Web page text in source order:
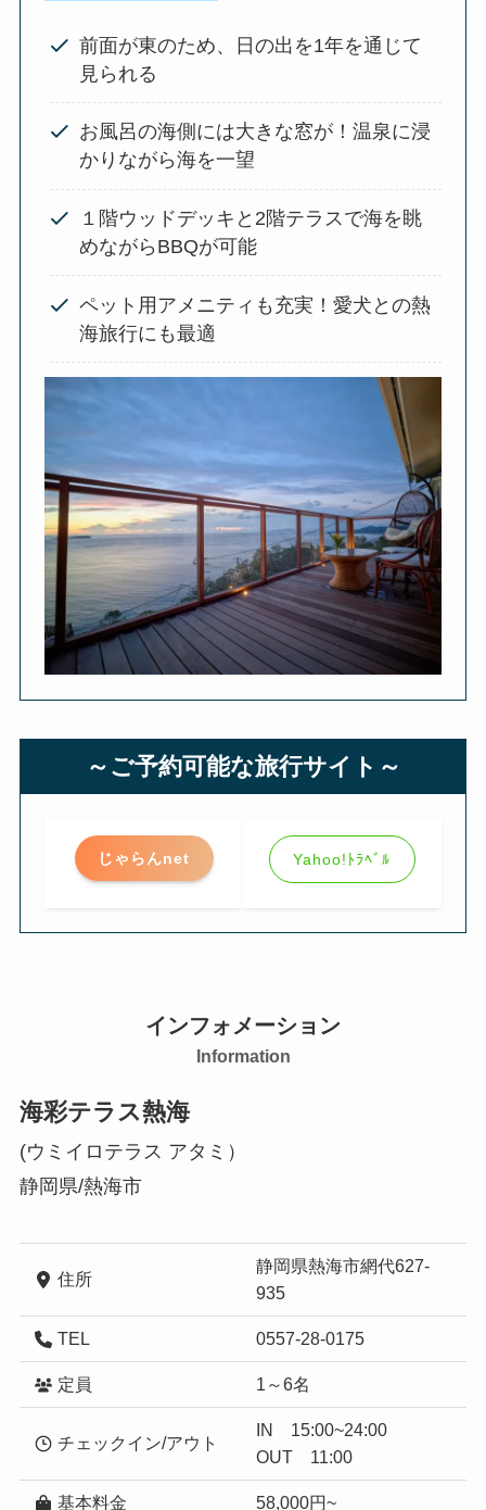
前面が東のため、日の出を1年を通じて
見られる
お風呂の海側には大きな窓が！温泉に浸
かりながら海を一望
１階ウッドデッキと2階テラスで海を眺
めながらBBQが可能
ペット用アメニティも充実！愛犬との熱
海旅行にも最適
～ご予約可能な旅行サイト～
じゃらんnet Yahoo!ﾄﾗﾍﾞﾙ
インフォメーション
Information
海彩テラス熱海
(ウミイロテラス アタミ）
静岡県/熱海市
住所
静岡県熱海市網代627-
935
TEL 0557-28-0175
定員 1～6名
チェックイン/アウト
IN 15:00~24:00
OUT 11:00
基本料金 58,000円~